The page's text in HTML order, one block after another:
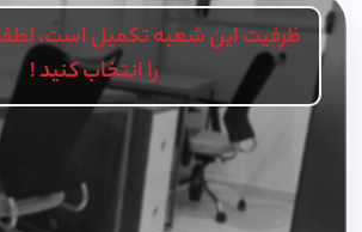
ظرفیت این شعبه تکمیل است،
را انتخاب کنید !